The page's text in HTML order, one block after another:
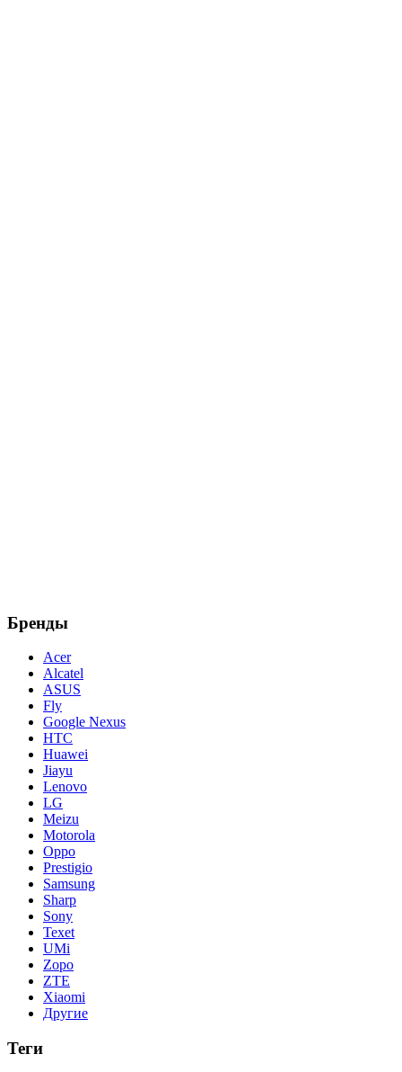
Бренды
Acer
Alcatel
ASUS
Fly
Google Nexus
HTC
Huawei
Jiayu
Lenovo
LG
Meizu
Motorola
Oppo
Prestigio
Samsung
Sharp
Sony
Texet
UMi
Zopo
ZTE
Xiaomi
Другие
Теги